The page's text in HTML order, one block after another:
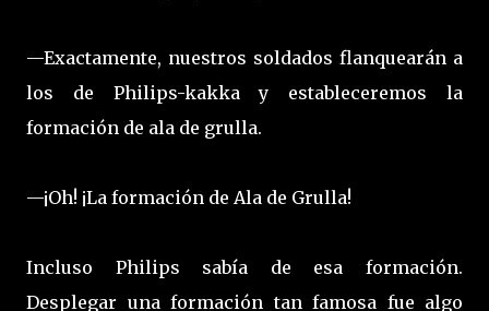
—Exactamente, nuestros soldados flanquearán a
los de Philips-kakka y estableceremos la
formación de ala de grulla.
—¡Oh! ¡La formación de Ala de Grulla!
Incluso Philips sabía de esa formación.
Desplegar una formación tan famosa fue algo